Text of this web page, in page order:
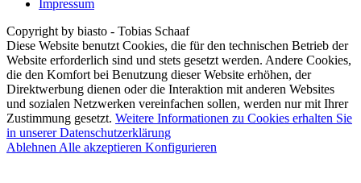
Impressum
Copyright by biasto - Tobias Schaaf
Diese Website benutzt Cookies, die für den technischen Betrieb der
Website erforderlich sind und stets gesetzt werden. Andere Cookies,
die den Komfort bei Benutzung dieser Website erhöhen, der
Direktwerbung dienen oder die Interaktion mit anderen Websites
und sozialen Netzwerken vereinfachen sollen, werden nur mit Ihrer
Zustimmung gesetzt. Weitere Informationen zu Cookies erhalten Sie
in unserer Datenschutzerklärung
Ablehnen Alle akzeptieren Konfigurieren